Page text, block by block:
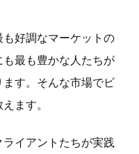
好調なマーケットの
最も豊かな人たちが
す。そんな市場でビ
ます。
イアントたちが実践